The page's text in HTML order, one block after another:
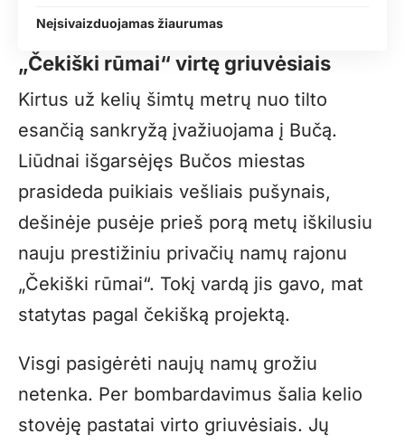
Neįsivaizduojamas žiaurumas
„Čekiški rūmai“ virtę griuvėsiais
Kirtus už kelių šimtų metrų nuo tilto
esančią sankryžą įvažiuojama į Bučą.
Liūdnai išgarsėjęs Bučos miestas
prasideda puikiais vešliais pušynais,
dešinėje pusėje prieš porą metų iškilusiu
nauju prestižiniu privačių namų rajonu
„Čekiški rūmai“. Tokį vardą jis gavo, mat
statytas pagal čekišką projektą.
Visgi pasigėrėti naujų namų grožiu
netenka. Per bombardavimus šalia kelio
stovėję pastatai virto griuvėsiais. Jų